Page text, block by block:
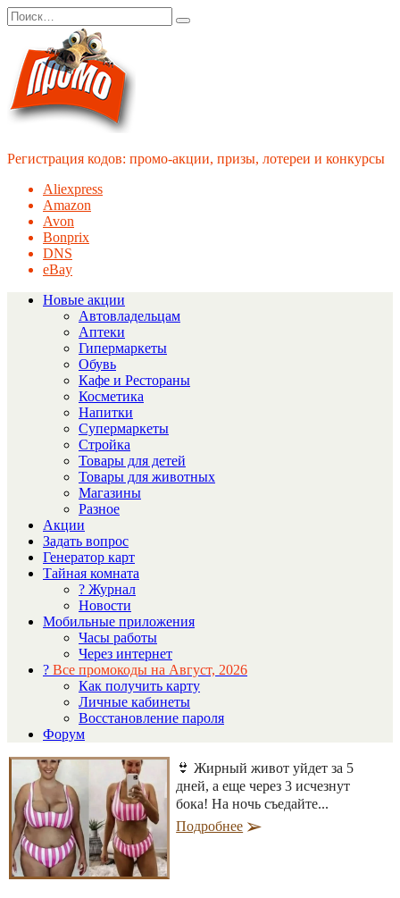
Перейти
к
содержанию
Search
for:
Регистрация кодов: промо-акции, призы, лотереи и конкурсы
Aliexpress
Amazon
Avon
Bonprix
DNS
eBay
Новые акции
Автовладельцам
Аптеки
Гипермаркеты
Обувь
Кафе и Рестораны
Косметика
Напитки
Супермаркеты
Стройка
Товары для детей
Товары для животных
Магазины
Разное
Акции
Задать вопрос
Генератор карт
Тайная комната
? Журнал
Новости
Мобильные приложения
Часы работы
Через интернет
? Все промокоды на Август, 2026
Как получить карту
Личные кабинеты
Восстановление пароля
Форум
👙 Жирный живот уйдет за 5
дней, а еще через 3 исчезнут
бока! На ночь съедайте...
Подробнее